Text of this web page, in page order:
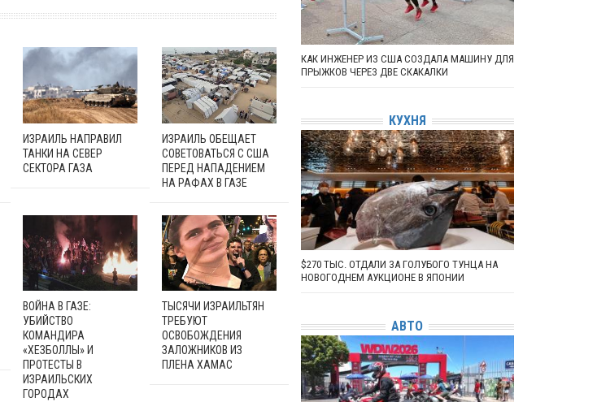
ИЗРАИЛЬ НАПРАВИЛ
ТАНКИ НА СЕВЕР
СЕКТОРА ГАЗА
ИЗРАИЛЬ ОБЕЩАЕТ
СОВЕТОВАТЬСЯ С США
ПЕРЕД НАПАДЕНИЕМ
НА РАФАХ В ГАЗЕ
ВОЙНА В ГАЗЕ:
УБИЙСТВО
КОМАНДИРА
«ХЕЗБОЛЛЫ» И
ПРОТЕСТЫ В
ИЗРАИЛЬСКИХ
ГОРОДАХ
ТЫСЯЧИ ИЗРАИЛЬТЯН
ТРЕБУЮТ
ОСВОБОЖДЕНИЯ
ЗАЛОЖНИКОВ ИЗ
ПЛЕНА ХАМАС
КАК ИНЖЕНЕР ИЗ США СОЗДАЛА МАШИНУ ДЛЯ
ПРЫЖКОВ ЧЕРЕЗ ДВЕ СКАКАЛКИ
КУХНЯ
$270 ТЫС. ОТДАЛИ ЗА ГОЛУБОГО ТУНЦА НА
НОВОГОДНЕМ АУКЦИОНЕ В ЯПОНИИ
АВТО